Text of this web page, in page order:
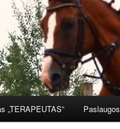
„TERAPEUTAS” Paslaugos